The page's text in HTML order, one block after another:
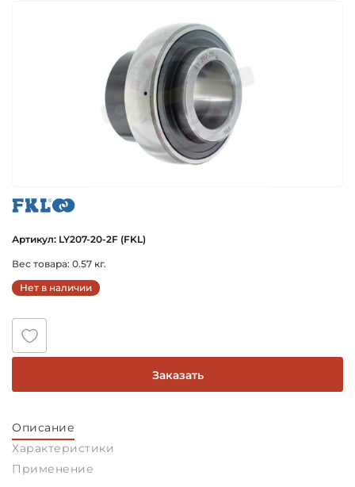
Артикул: LY207-20-2F (FKL)
Вес товара: 0.57 кг.
Нет в наличии
Заказать
Описание
Характеристики
Применение